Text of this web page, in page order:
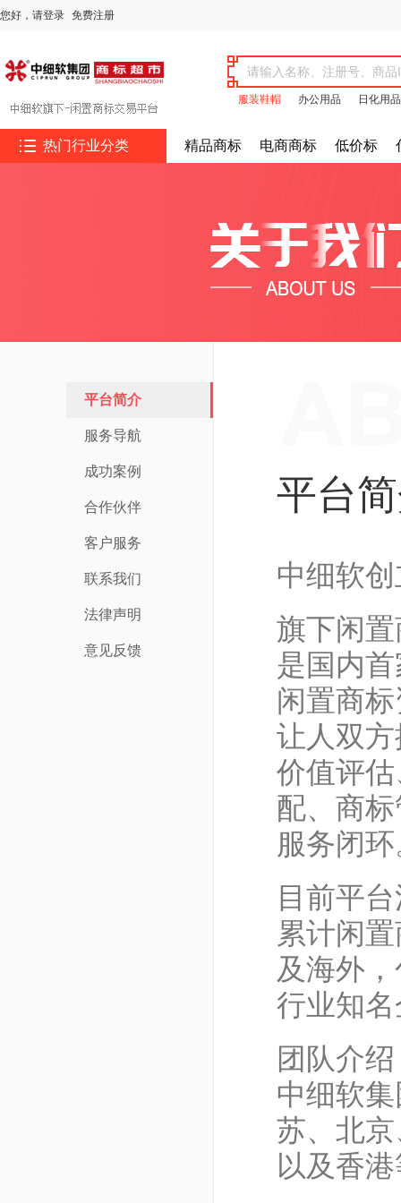
您好， 请登录 免费注册
服装鞋帽 办公用品 日化用品
 热门行业分类 精品商标 电商商标 低价标
平台简介
服务导航
成功案例
合作伙伴
客户服务
联系我们
法律声明
意见反馈
平台
中细软
旗下闲
是国内
闲置商
让人双
价值评
配、商
服务闭
目前平
累计闲
及海外
行业知
团队介绍
中细软
苏、北
以及香